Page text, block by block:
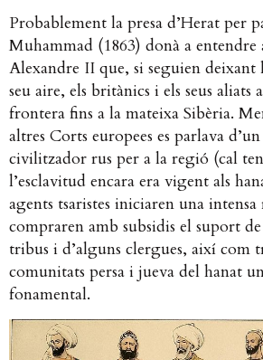
Probablement la presa d’Herat per
Muhammad (1863) donà a entendre
Alexandre II que, si seguien deixant
seu aire, els britànics i els seus aliats
frontera fins a la mateixa Sibèria.
altres Corts europees es parlava
civilitzador rus per a la regió (cal
l’esclavitud encara era vigent als
agents tsaristes iniciaren una
compraren amb subsidis el suport
tribus i d’alguns clergues, així com
comunitats persa i jueva del hanat
fonamental.